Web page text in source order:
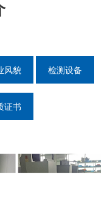
风貌 检测设备
证书